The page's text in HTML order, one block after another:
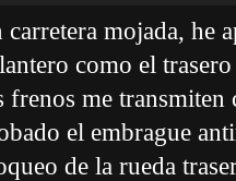
carretera mojada, he
como el
frenos me
el embrague
de la rueda